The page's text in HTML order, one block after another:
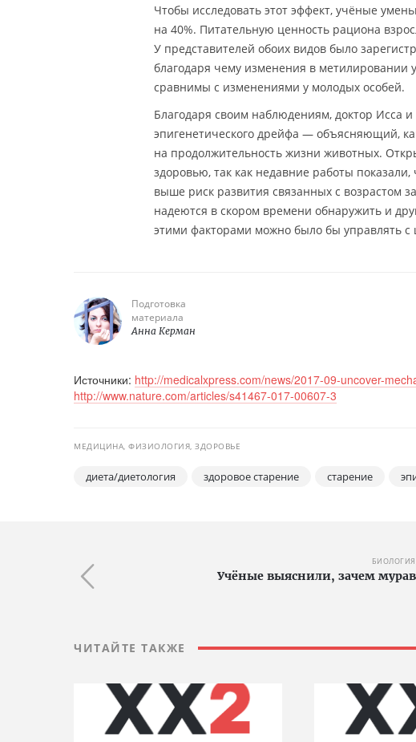
Чтобы исследовать этот эффект, учёные
на 40%. Питательную ценность рациона
У представителей обоих видов было
благодаря чему изменения в метилировании
сравнимы с изменениями у молодых особей.
Благодаря своим наблюдениям, доктор Исса
эпигенетического дрейфа — объясняющий,
на продолжительность жизни животных.
здоровью, так как недавние работы
выше риск развития связанных с возрастом
надеются в скором времени обнаружить и
этими факторами можно было бы управлять с
Подготовка
материала
Анна Керман
Источники: http://medicalxpress.com/news/2017-09-uncover-
http://www.nature.com/articles/s41467-017-00607-3
МЕДИЦИНА, ФИЗИОЛОГИЯ, ЗДОРОВЬЕ
диета/диетология здоровое старение старение
Учёные выяснили, зачем
ЧИТАЙТЕ ТАКЖЕ